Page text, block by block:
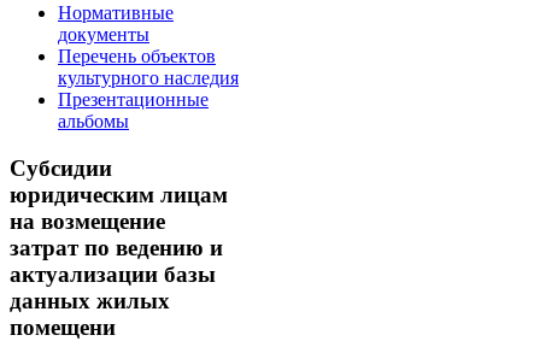
Нормативные
документы
Перечень объектов
культурного наследия
Презентационные
альбомы
Субсидии
юридическим лицам
на возмещение
затрат по ведению и
актуализации базы
данных жилых
помещени